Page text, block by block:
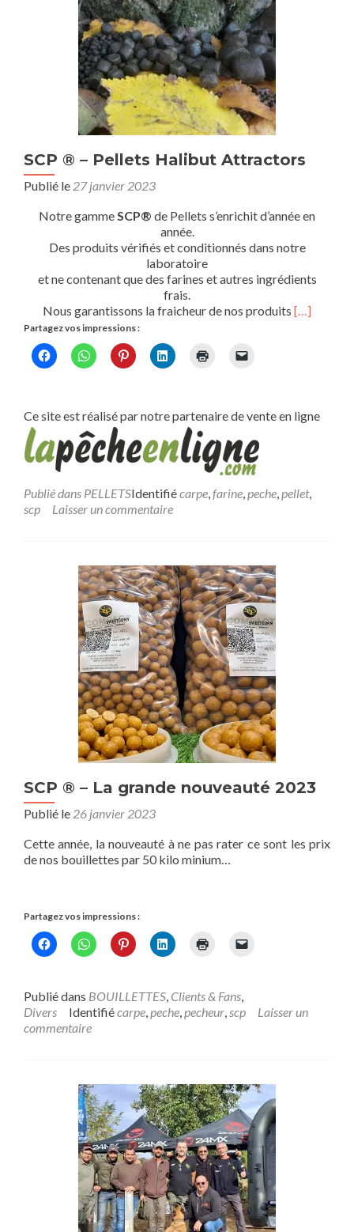
SCP ® – Pellets Halibut Attractors
Publié le 27 janvier 2023
Notre gammeSCP® de Pellets s’enrichit d’année en
année.
Des produits vérifiés et conditionnés dans notre
laboratoire
et ne contenant que des farines et autres ingrédients
frais.
Nous garantissons la fraicheur de nos produits […]
Partagez vos impressions :
Ce site est réalisé par notre partenaire de vente en ligne
Publié dans PELLETSIdentifiécarpe,farine,peche,pellet,
scp
Laisser un commentaire
SCP ® – La grande nouveauté 2023
Publié le 26 janvier 2023
Cette année, la nouveauté à ne pas rater ce sont les prix
de nos bouillettes par 50 kilo minium…
Partagez vos impressions :
Publié dans BOUILLETTES, Clients & Fans,
Divers
Identifiécarpe,peche,pecheur,scp
Laisser un
commentaire